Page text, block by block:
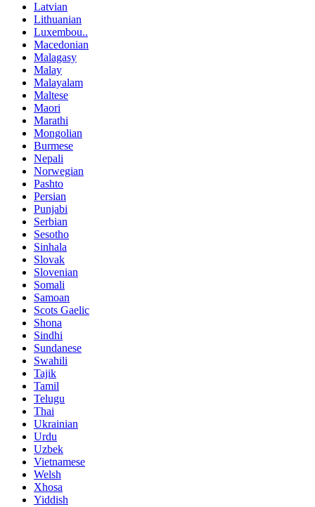
Latvian
Lithuanian
Luxembou..
Macedonian
Malagasy
Malay
Malayalam
Maltese
Maori
Marathi
Mongolian
Burmese
Nepali
Norwegian
Pashto
Persian
Punjabi
Serbian
Sesotho
Sinhala
Slovak
Slovenian
Somali
Samoan
Scots Gaelic
Shona
Sindhi
Sundanese
Swahili
Tajik
Tamil
Telugu
Thai
Ukrainian
Urdu
Uzbek
Vietnamese
Welsh
Xhosa
Yiddish